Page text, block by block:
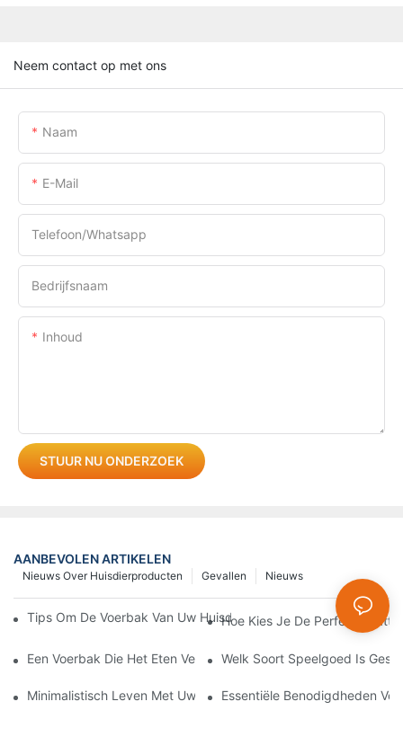
Neem contact op met ons
Naam
E-Mail
Telefoon/whatsapp
Bedrijfsnaam
Inhoud
STUUR NU ONDERZOEK
AANBEVOLEN ARTIKELEN
Nieuws
Gevallen
Nieuws Over Huisdierproducten
Tips Om De Voerbak Van Uw Huisdier Schoon En Hygiënisch
Hoe Kies Je De Perfecte
Een Voerbak Die Het Eten Vertraagt, Een Handig Hulpmiddel
Welk Soort Speelgoed Is
Minimalistisch Leven Met Uw Huisdier: Hoe Multifunctionele 3-
Essentiële Benodigdheden